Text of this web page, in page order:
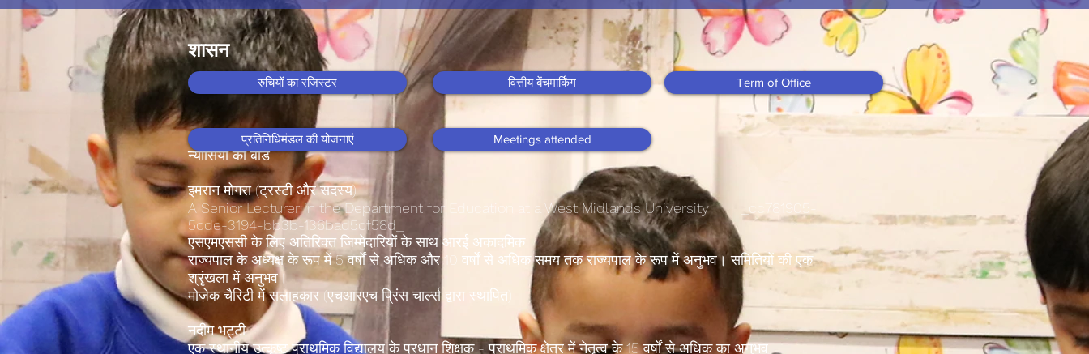
शासन
न्यासियों का बोर्ड
इमरान मोगरा (ट्रस्टी और सदस्य)
A Senior Lecturer in the Department for Education at a West Midlands University _cc781905-
5cde-3194-bb3b-136bad5cf58d_
एसएमएससी के लिए अतिरिक्त जिम्मेदारियों के साथ आरई अकादमिक
राज्यपाल के अध्यक्ष के रूप में 5 वर्षों से अधिक और 10 वर्षों से अधिक समय तक राज्यपाल के रूप में अनुभव। समितियों की एक
श्रृंखला में अनुभव।
मोज़ेक चैरिटी में सलाहकार (एचआरएच प्रिंस चार्ल्स द्वारा स्थापित)
नदीम भट्टी
एक स्थानीय उत्कृष्ट प्राथमिक विद्यालय के प्रधान शिक्षक - प्राथमिक क्षेत्र में नेतृत्व के 15 वर्षों से अधिक का अनुभव
रुचियों का रजिस्टर
प्रतिनिधिमंडल की योजनाएं
वित्तीय बेंचमार्किंग Term of Office
Meetings attended